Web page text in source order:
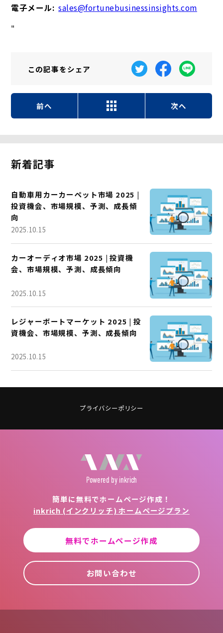
電子メール: sales@fortunebusinessinsights.com
"
この記事をシェア
前へ 次へ
新着記事
自動車用カーカーペット市場 2025 |
投資機会、市場規模、予測、成長傾
向
2025.10.15
カーオーディオ市場 2025 | 投資機
会、市場規模、予測、成長傾向
2025.10.15
レジャーボートマーケット 2025 | 投
資機会、市場規模、予測、成長傾向
2025.10.15
プライバシーポリシー
Powered by inkrich
簡単に無料でホームページ作成！
inkrich (インクリッチ) ホームページプラン
無料でホームページ作成
お問い合わせ